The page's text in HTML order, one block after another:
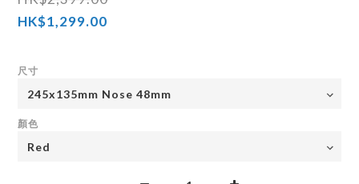
HK$1,299.00
尺寸
顏色